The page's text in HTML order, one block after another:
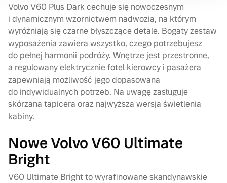
Volvo V60 Plus Dark cechuje się nowoczesnym
i dynamicznym wzornictwem nadwozia, na którym
wyróżniają się czarne błyszczące detale. Bogaty zestaw
wyposażenia zawiera wszystko, czego potrzebujesz
do pełnej harmonii podróży. Wnętrze jest przestronne,
a regulowany elektrycznie fotel kierowcy i pasażera
zapewniają możliwość jego dopasowana
do indywidualnych potrzeb. Na uwagę zasługuje
skórzana tapicera oraz najwyższa wersja świetlenia
kabiny.
Nowe Volvo V60 Ultimate
Bright
V60 Ultimate Bright to wyrafinowane skandynawskie